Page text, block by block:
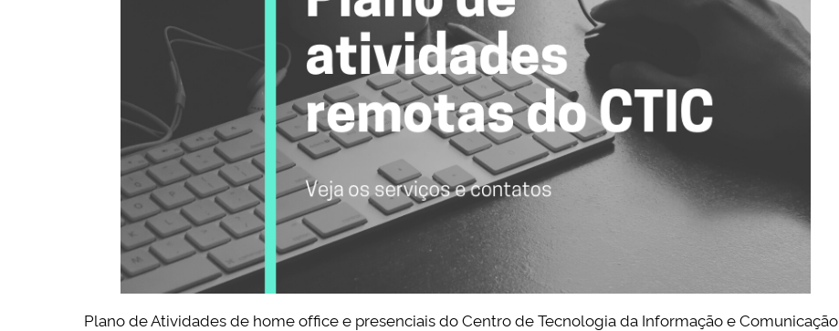
Plano de Atividades de home office e presenciais do Centro de Tecnologia da Informação e Comunicação